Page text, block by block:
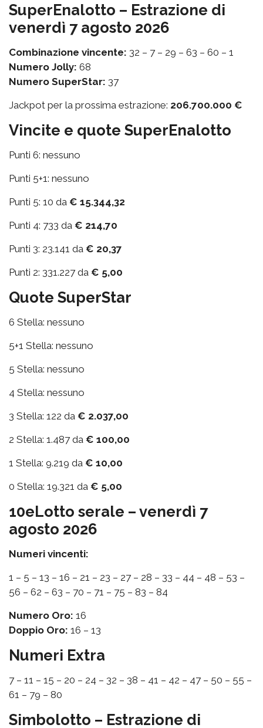
SuperEnalotto – Estrazione di
venerdì 7 agosto 2026
Combinazione vincente: 32 – 7 – 29 – 63 – 60 – 1
Numero Jolly: 68
Numero SuperStar: 37
Jackpot per la prossima estrazione: 206.700.000 €
Vincite e quote SuperEnalotto
Punti 6: nessuno
Punti 5+1: nessuno
Punti 5: 10 da € 15.344,32
Punti 4: 733 da € 214,70
Punti 3: 23.141 da € 20,37
Punti 2: 331.227 da € 5,00
Quote SuperStar
6 Stella: nessuno
5+1 Stella: nessuno
5 Stella: nessuno
4 Stella: nessuno
3 Stella: 122 da € 2.037,00
2 Stella: 1.487 da € 100,00
1 Stella: 9.219 da € 10,00
0 Stella: 19.321 da € 5,00
10eLotto serale – venerdì 7
agosto 2026
Numeri vincenti:
1 – 5 – 13 – 16 – 21 – 23 – 27 – 28 – 33 – 44 – 48 – 53 –
56 – 62 – 63 – 70 – 71 – 75 – 83 – 84
Numero Oro: 16
Doppio Oro: 16 – 13
Numeri Extra
7 – 11 – 15 – 20 – 24 – 32 – 38 – 41 – 42 – 47 – 50 – 55 –
61 – 79 – 80
Simbolotto – Estrazione di